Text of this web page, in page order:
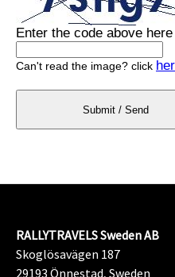
RALLYTRAVELS Sweden AB
Skoglösavägen 187
29193 Önnestad, Sweden